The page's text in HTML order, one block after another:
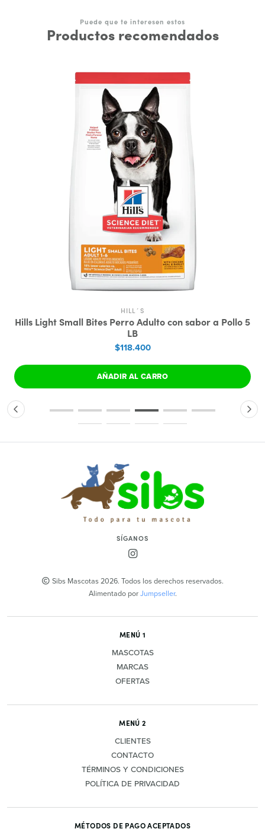
Puede que te interesen estos
Productos recomendados
HILL´S
Hills Light Small Bites Perro Adulto con sabor a Pollo 5
LB
$118.400
AÑADIR AL CARRO
SÍGANOS
Sibs Mascotas 2026. Todos los derechos reservados.
Alimentado porJumpseller.
MENÚ 1
MASCOTAS
MARCAS
OFERTAS
MENÚ 2
CLIENTES
CONTACTO
TÉRMINOS Y CONDICIONES
POLÍTICA DE PRIVACIDAD
MÉTODOS DE PAGO ACEPTADOS